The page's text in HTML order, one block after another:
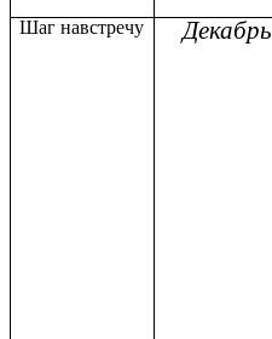
Шаг навстречу
Декабрь